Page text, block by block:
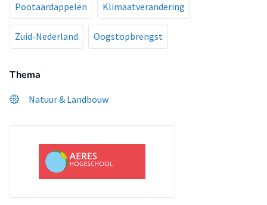
Pootaardappelen Klimaatverandering
Zuid-Nederland Oogstopbrengst
Thema
Natuur & Landbouw